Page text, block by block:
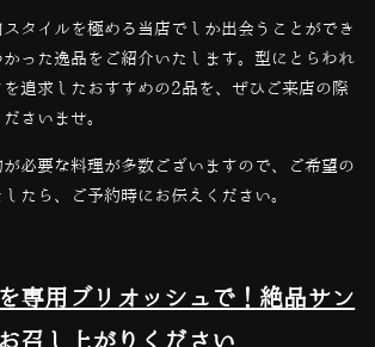
タイルを極める当店でしか出会うことができ
った逸品をご紹介いたします。型にとらわれ
追求したおすすめの2品を、ぜひご来店の際
さいませ。
必要な料理が多数ございますので、ご希望の
たら、ご予約時にお伝えください。
専用ブリオッシュで！絶品サン